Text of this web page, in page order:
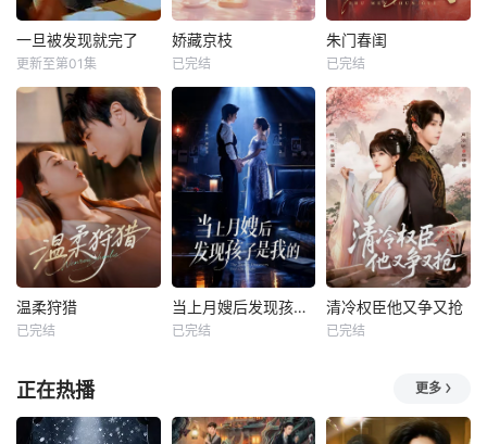
一旦被发现就完了
更新至第01集
娇藏京枝
已完结
朱门春闺
已完结
温柔狩猎
已完结
当上月嫂后发现孩子是我的
已完结
清冷权臣他又争又抢
已完结
正在热播 更多